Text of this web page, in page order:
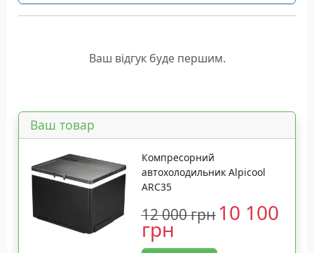
Ваш відгук буде першим.
Ваш товар
Компресорний
автохолодильник Alpicool
ARC35
12 000 грн 10 100
грн